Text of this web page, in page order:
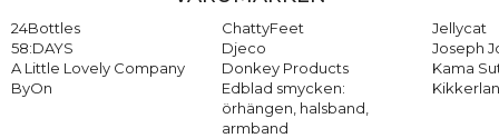
24Bottles
58:DAYS
A Little Lovely Company
ByOn
ChattyFeet
Djeco
Donkey Products
Edblad smycken:
örhängen, halsband,
armband
Jellycat
Joseph
Kama